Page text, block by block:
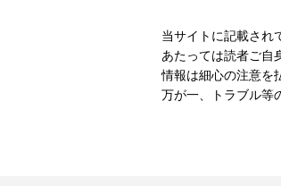
当サイトに記載され
あたっては読者ご自
情報は細心の注意を
万が一、トラブル等